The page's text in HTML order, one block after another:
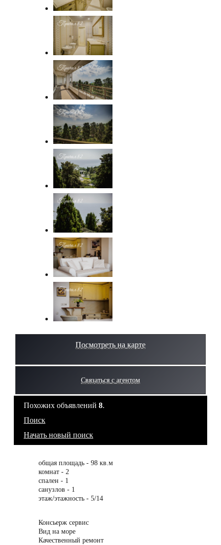
Посмотреть на карте
Связаться с агентом
Похожих объявлений 8.
Поиск
Начать новый поиск
общая площадь - 98 кв.м
комнат - 2
спален - 1
санузлов - 1
этаж/этажность - 5/14
Консьерж сервис
Вид на море
Качественный ремонт